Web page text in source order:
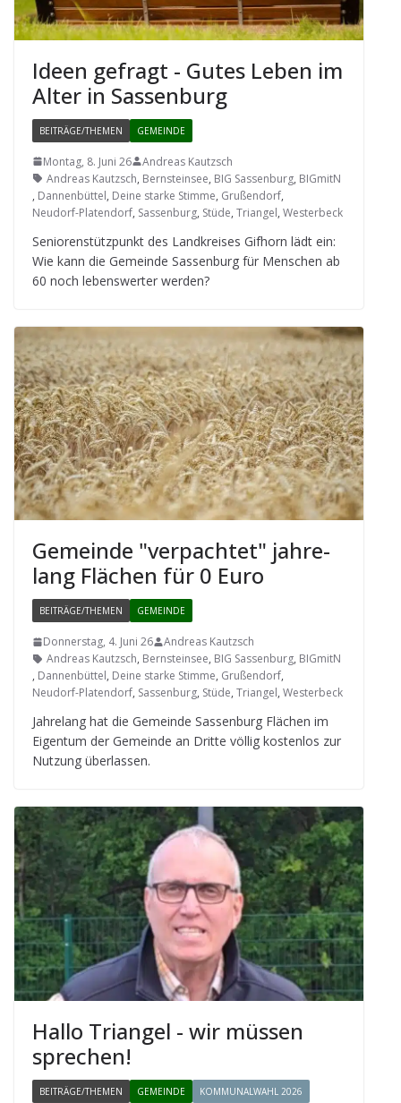
Ideen gefragt - Gutes Leben im
Alter in Sassenburg
BEITRÄGE/THEMEN GEMEINDE
Montag, 8. Juni 26
Andreas Kautzsch
Andreas Kautzsch, Bernsteinsee, BIG Sassenburg, BIGmitN
, Dannenbüttel, Deine starke Stimme, Grußendorf,
Neudorf-Platendorf, Sassenburg, Stüde, Triangel, Westerbeck
Senio­ren­stütz­punkt des Land­krei­ses Gif­horn lädt ein:
Wie kann die Gemeinde Sas­sen­burg für Men­schen ab
60 noch lebens­wer­ter werden?
Gemeinde "ver­pach­tet" jah­re­
lang Flä­chen für 0 Euro
BEITRÄGE/THEMEN GEMEINDE
Donnerstag, 4. Juni 26
Andreas Kautzsch
Andreas Kautzsch, Bernsteinsee, BIG Sassenburg, BIGmitN
, Dannenbüttel, Deine starke Stimme, Grußendorf,
Neudorf-Platendorf, Sassenburg, Stüde, Triangel, Westerbeck
Jah­re­lang hat die Gemeinde Sas­sen­burg Flä­chen im
Eigen­tum der Gemeinde an Dritte völ­lig kos­ten­los zur
Nut­zung überlassen.
Hallo Tri­an­gel - wir müs­sen
sprechen!
BEITRÄGE/THEMEN GEMEINDE KOMMUNALWAHL 2026